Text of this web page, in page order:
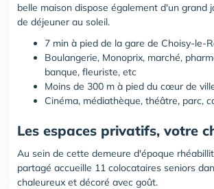
belle maison dispose également d'un grand
de déjeuner au soleil.
7 min à pied de la gare de Choisy-le-
Boulangerie, Monoprix, marché,
banque, fleuriste, etc
Moins de 300 m à pied du cœur de
Cinéma, médiathèque, théâtre, parc,
Les espaces privatifs, votre
Au sein de cette demeure d'époque
partagé accueille 11 colocataires seniors
chaleureux et décoré avec goût.